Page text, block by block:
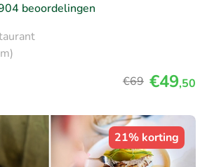
beoordelingen
€69 €49,50
21% korting